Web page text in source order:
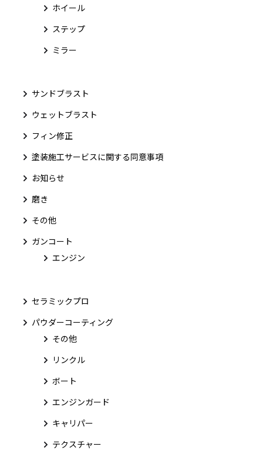
ホイール
ステップ
ミラー
サンドブラスト
ウェットブラスト
フィン修正
塗装施工サービスに関する同意事項
お知らせ
磨き
その他
ガンコート
エンジン
セラミックプロ
パウダーコーティング
その他
リンクル
ボート
エンジンガード
キャリパー
テクスチャー